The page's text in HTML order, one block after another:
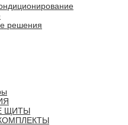
решения
ЩИТЫ